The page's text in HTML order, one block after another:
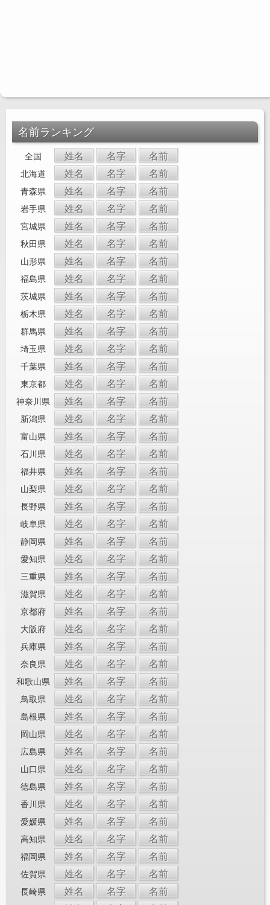
名前ランキング
全国 姓名 名字 名前
北海道 姓名 名字 名前
青森県 姓名 名字 名前
岩手県 姓名 名字 名前
宮城県 姓名 名字 名前
秋田県 姓名 名字 名前
山形県 姓名 名字 名前
福島県 姓名 名字 名前
茨城県 姓名 名字 名前
栃木県 姓名 名字 名前
群馬県 姓名 名字 名前
埼玉県 姓名 名字 名前
千葉県 姓名 名字 名前
東京都 姓名 名字 名前
神奈川県 姓名 名字 名前
新潟県 姓名 名字 名前
富山県 姓名 名字 名前
石川県 姓名 名字 名前
福井県 姓名 名字 名前
山梨県 姓名 名字 名前
長野県 姓名 名字 名前
岐阜県 姓名 名字 名前
静岡県 姓名 名字 名前
愛知県 姓名 名字 名前
三重県 姓名 名字 名前
滋賀県 姓名 名字 名前
京都府 姓名 名字 名前
大阪府 姓名 名字 名前
兵庫県 姓名 名字 名前
奈良県 姓名 名字 名前
和歌山県 姓名 名字 名前
鳥取県 姓名 名字 名前
島根県 姓名 名字 名前
岡山県 姓名 名字 名前
広島県 姓名 名字 名前
山口県 姓名 名字 名前
徳島県 姓名 名字 名前
香川県 姓名 名字 名前
愛媛県 姓名 名字 名前
高知県 姓名 名字 名前
福岡県 姓名 名字 名前
佐賀県 姓名 名字 名前
長崎県 姓名 名字 名前